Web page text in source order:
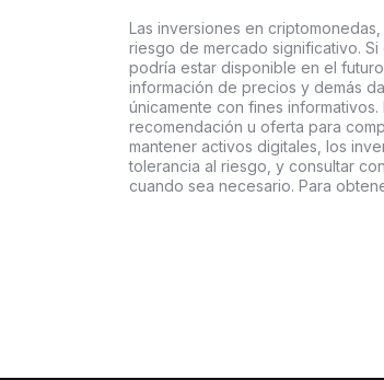
Las inversiones en
riesgo de mercado significativo.
podría estar disponible en el
información de precios y demás
únicamente con fines
recomendación u oferta para
mantener activos digitales, los
tolerancia al riesgo, y consultar
cuando sea necesario. Para